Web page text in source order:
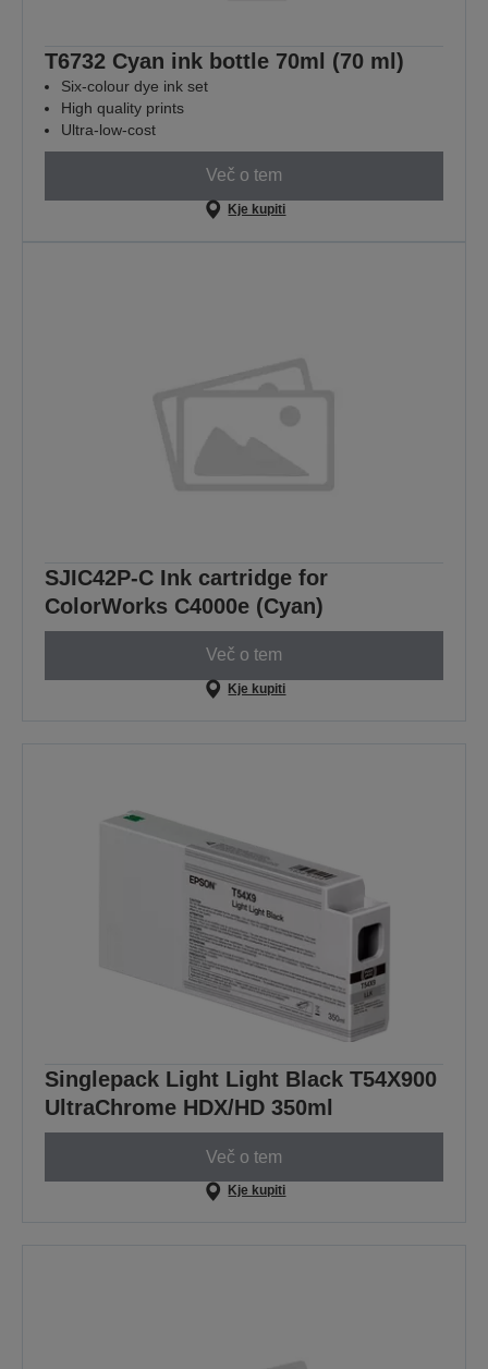
T6732 Cyan ink bottle 70ml (70 ml)
Six-colour dye ink set
High quality prints
Ultra-low-cost
Več o tem
Kje kupiti
SJIC42P-C Ink cartridge for
ColorWorks C4000e (Cyan)
Več o tem
Kje kupiti
Singlepack Light Light Black T54X900
UltraChrome HDX/HD 350ml
Več o tem
Kje kupiti